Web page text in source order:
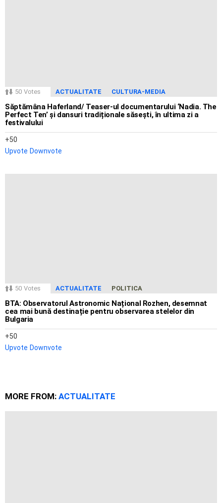
50 Votes ACTUALITATE CULTURA-MEDIA
Săptămâna Haferland/ Teaser-ul documentarului ‘Nadia. The
Perfect Ten’ și dansuri tradiționale săsești, în ultima zi a
festivalului
50
Upvote Downvote
50 Votes ACTUALITATE POLITICA
BTA: Observatorul Astronomic Național Rozhen, desemnat
cea mai bună destinație pentru observarea stelelor din
Bulgaria
50
Upvote Downvote
MORE FROM: ACTUALITATE